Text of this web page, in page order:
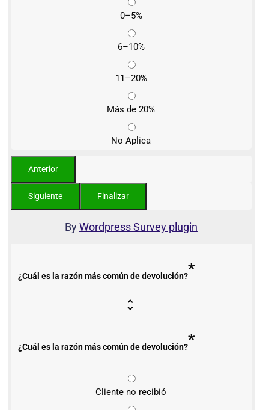
0–5%
6–10%
11–20%
Más de 20%
No Aplica
ByWordpress Survey plugin
¿Cuál es la razón más común de devolución?*
¿Cuál es la razón más común de devolución?*
Cliente no recibió